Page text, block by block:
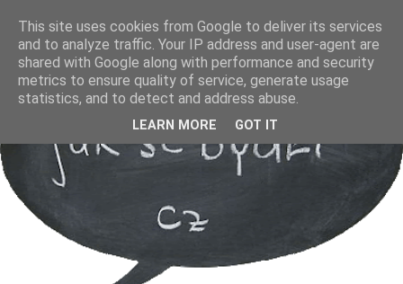
This site uses cookies from Google to deliver its services
and to analyze traffic. Your IP address and user-agent are
shared with Google along with performance and security
metrics to ensure quality of service, generate usage
statistics, and to detect and address abuse.
LEARN MORE GOT IT